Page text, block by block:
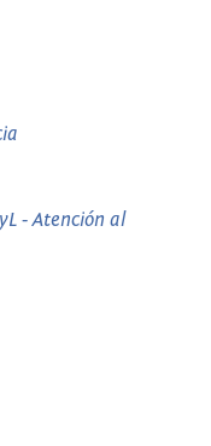
- Atención al